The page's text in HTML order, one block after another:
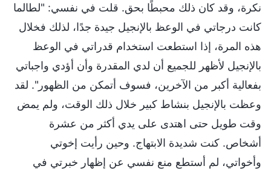
نكرة، وقد كان ذلك محبطًا بحق. قلت في نفسي: "لطالما
كانت درجاتي في الوعظ بالإنجيل جيدة جدًا، لذلك فخلال
هذه المرة، إذا استطعت استخدام قدراتي في الوعظ
بالإنجيل لأظهر للجميع أن لدي المقدرة وأن أؤدي واجباتي
بفعالية أكبر من الآخرين، فسوف أتمكن من الظهور". لقد
وعظت بالإنجيل بنشاط كبير خلال ذلك الوقت، ولم يمض
وقت طويل حتى اهتدى على يدي أكثر من عشرة
أشخاص. كنت شديدة الابتهاج. وحين رأيت إخوتي
وأخواتي، لم أستطع منع نفسي عن إظهار خبرتي في